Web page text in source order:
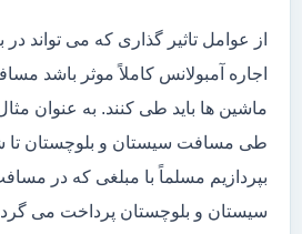
از عوامل تاثیر گذاری که می تواند در
اجاره آمبولانس کاملاً موثر باشد
ماشین ها باید طی کنند. به عنوان
طی مسافت سیستان و بلوچستان تا
بپردازیم مسلماً با مبلغی که در
سیستان و بلوچستان پرداخت می